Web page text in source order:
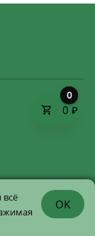
0 ₽
0
OK